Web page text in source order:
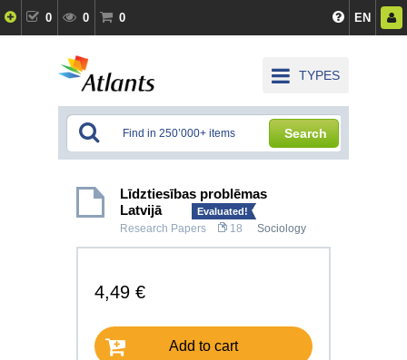
0 0 0 EN
TYPES
Search
Līdztiesības problēmas
Latvijā
Evaluated!
Research Papers 18 Sociology
4,49 €
Add to cart